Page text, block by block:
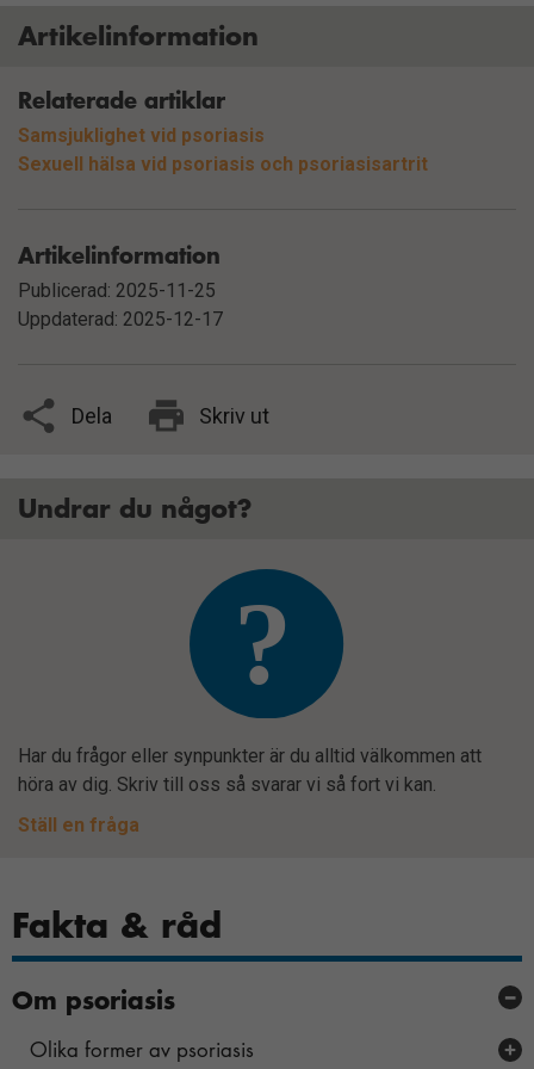
Fakta & råd
Om psoriasis
Olika former av psoriasis
Artikelinformation
Relaterade artiklar
Samsjuklighet vid psoriasis
Sexuell hälsa vid psoriasis och psoriasisartrit
Artikelinformation
Publicerad: 2025-11-25
Uppdaterad: 2025-12-17
Dela Skriv ut
Undrar du något?
Har du frågor eller synpunkter är du alltid välkommen att
höra av dig. Skriv till oss så svarar vi så fort vi kan.
Ställ en fråga
hur
de här
kakorna
funktionalitet
att försvinna
hemsidan.
beteende när du